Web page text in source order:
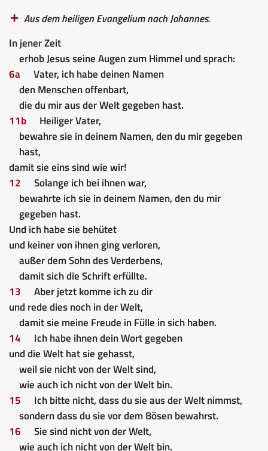
Aus dem heiligen Evangelium nach Johannes.
In jener Zeit
erhob Jesus seine Augen zum Himmel und sprach:
6a
Vater, ich habe deinen Namen
den Menschen offenbart,
die du mir aus der Welt gegeben hast.
11b
Heiliger Vater,
bewahre sie in deinem Namen, den du mir gegeben
hast,
damit sie eins sind wie wir!
12
Solange ich bei ihnen war,
bewahrte ich sie in deinem Namen, den du mir
gegeben hast.
Und ich habe sie behütet
und keiner von ihnen ging verloren,
außer dem Sohn des Verderbens,
damit sich die Schrift erfüllte.
13
Aber jetzt komme ich zu dir
und rede dies noch in der Welt,
damit sie meine Freude in Fülle in sich haben.
14
Ich habe ihnen dein Wort gegeben
und die Welt hat sie gehasst,
weil sie nicht von der Welt sind,
wie auch ich nicht von der Welt bin.
15
Ich bitte nicht, dass du sie aus der Welt nimmst,
sondern dass du sie vor dem Bösen bewahrst.
16
Sie sind nicht von der Welt,
wie auch ich nicht von der Welt bin.